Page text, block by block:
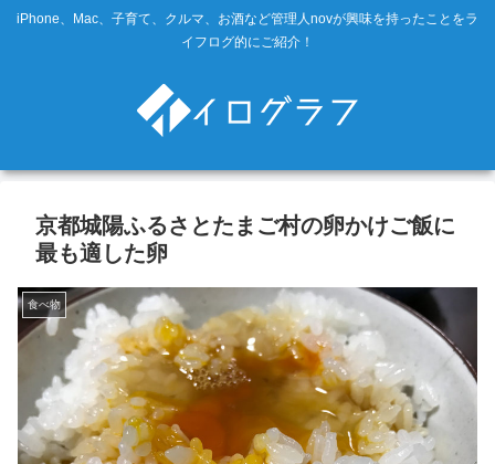
iPhone、Mac、子育て、クルマ、お酒など管理人novが興味を持ったことをラ
イフログ的にご紹介！
京都城陽ふるさとたまご村の卵かけご飯に
最も適した卵
食べ物